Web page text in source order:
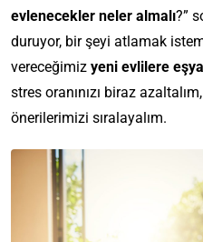
evlenecekler neler almalı?”
duruyor, bir şeyi atlamak
vereceğimiz yeni evlilere
stres oranınızı biraz
önerilerimizi sıralayalım.